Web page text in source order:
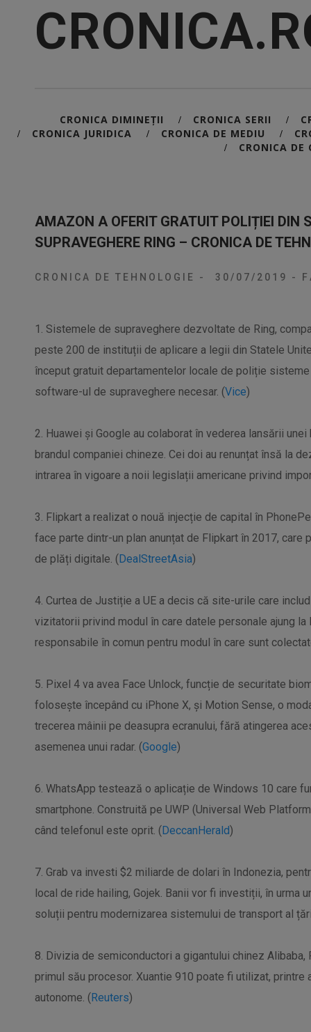
CRONICA DIMINEȚII / CRONICA SERII /
/ CRONICA JURIDICA / CRONICA DE MEDIU /
/ CRONICA DE
AMAZON A OFERIT GRATUIT POLIȚIEI DIN
SUPRAVEGHERE RING – CRONICA DE
CRONICA DE TEHNOLOGIE - 30/07/2019 -
1. Sistemele de supraveghere dezvoltate de Ring,
peste 200 de instituții de aplicare a legii din Statele
început gratuit departamentelor locale de poliție
software-ul de supraveghere necesar. (Vice)
2. Huawei și Google au colaborat în vederea lansării
brandul companiei chineze. Cei doi au renunțat însă la
intrarea în vigoare a noii legislații americane privind
3. Flipkart a realizat o nouă injecție de capital în
face parte dintr-un plan anunțat de Flipkart în 2017,
de plăți digitale. (DealStreetAsia)
4. Curtea de Justiție a UE a decis că site-urile care
vizitatorii privind modul în care datele personale ajung
responsabile în comun pentru modul în care sunt
5. Pixel 4 va avea Face Unlock, funcție de securitate
folosește începând cu iPhone X, și Motion Sense, o
trecerea mâinii pe deasupra ecranului, fără atingerea
asemenea unui radar. (Google)
6. WhatsApp testează o aplicație de Windows 10 care
smartphone. Construită pe UWP (Universal Web
când telefonul este oprit. (DeccanHerald)
7. Grab va investi $2 miliarde de dolari în Indonezia,
local de ride hailing, Gojek. Banii vor fi investiții, în urma
soluții pentru modernizarea sistemului de transport al
8. Divizia de semiconductori a gigantului chinez
primul său procesor. Xuantie 910 poate fi utilizat,
autonome. (Reuters)